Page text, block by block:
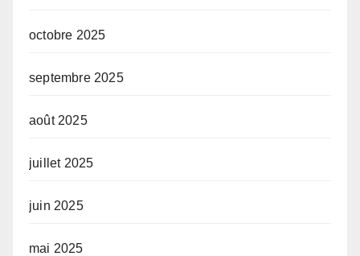
octobre 2025
septembre 2025
août 2025
juillet 2025
juin 2025
mai 2025